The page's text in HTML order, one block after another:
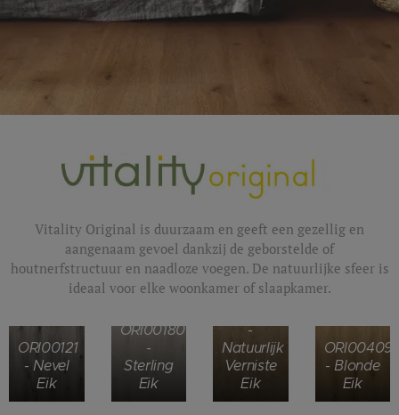
Vitality Original is duurzaam en geeft een gezellig en
aangenaam gevoel dankzij de geborstelde of
houtnerfstructuur en naadloze voegen. De natuurlijke sfeer is
ideaal voor elke woonkamer of slaapkamer.
ORI00121
- Nevel
Eik
ORI00180
-
Sterling
Eik
-
Natuurlijk
Verniste
Eik
ORI00409
- Blonde
Eik